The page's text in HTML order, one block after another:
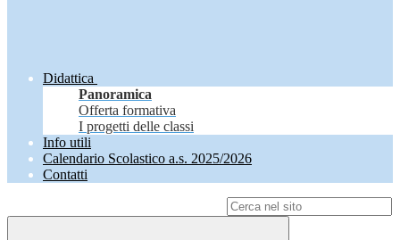
Didattica
Panoramica
Offerta formativa
I progetti delle classi
Info utili
Calendario Scolastico a.s. 2025/2026
Contatti